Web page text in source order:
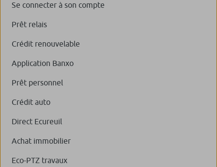
Se connecter à son compte
Prêt relais
Crédit renouvelable
Application Banxo
Prêt personnel
Crédit auto
Direct Ecureuil
Achat immobilier
Eco-PTZ travaux